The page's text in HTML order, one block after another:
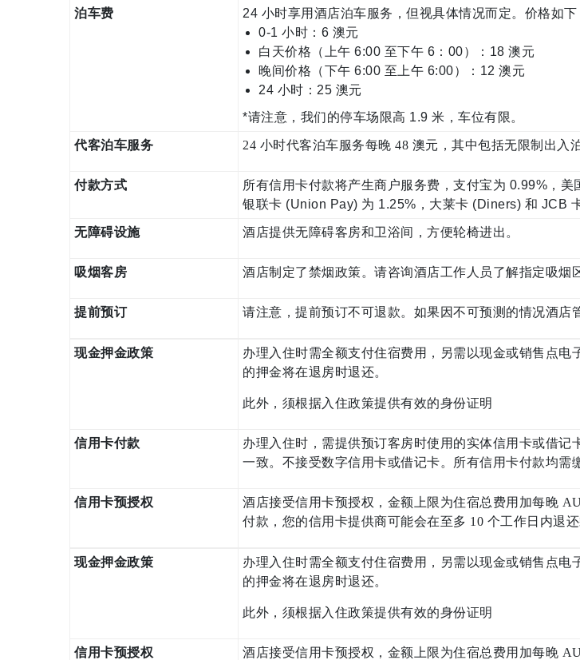
泊车费
24 小时享用酒店泊车服务，但视具体情况而定。价格如下
0-1 小时：6 澳元
白天价格（上午 6:00 至下午 6：00）：18 澳元
晚间价格（下午 6:00 至上午 6:00）：12 澳元
24 小时：25 澳元
*请注意，我们的停车场限高 1.9 米，车位有限。
代客泊车服务 24 小时代客泊车服务每晚 48 澳元，其中包括无限制出入泊
付款方式
所有信用卡付款将产生商户服务费，支付宝为 0.99%，
银联卡 (Union Pay) 为 1.25%，大莱卡 (Diners) 和 JCB
无障碍设施 酒店提供无障碍客房和卫浴间，方便轮椅进出。
吸烟客房 酒店制定了禁烟政策。请咨询酒店工作人员了解指定吸烟
提前预订 请注意，提前预订不可退款。如果因不可预测的情况酒店
现金押金政策
办理入住时需全额支付住宿费用，另需以现金或销售点电
的押金将在退房时退还。
此外，须根据入住政策提供有效的身份证明
信用卡付款
办理入住时，需提供预订客房时使用的实体信用卡或借
一致。不接受数字信用卡或借记卡。所有信用卡付款均需
信用卡预授权
酒店接受信用卡预授权，金额上限为住宿总费用加每晚
付款，您的信用卡提供商可能会在至多 10 个工作日内退
现金押金政策
办理入住时需全额支付住宿费用，另需以现金或销售点电
的押金将在退房时退还。
此外，须根据入住政策提供有效的身份证明
信用卡预授权
酒店接受信用卡预授权，金额上限为住宿总费用加每晚